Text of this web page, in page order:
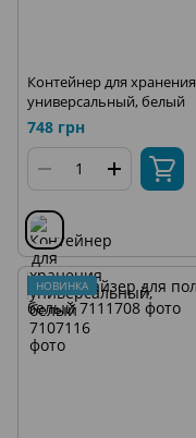
Контейнер для хранения
универсальный, белый
748 грн
НОВИНКА